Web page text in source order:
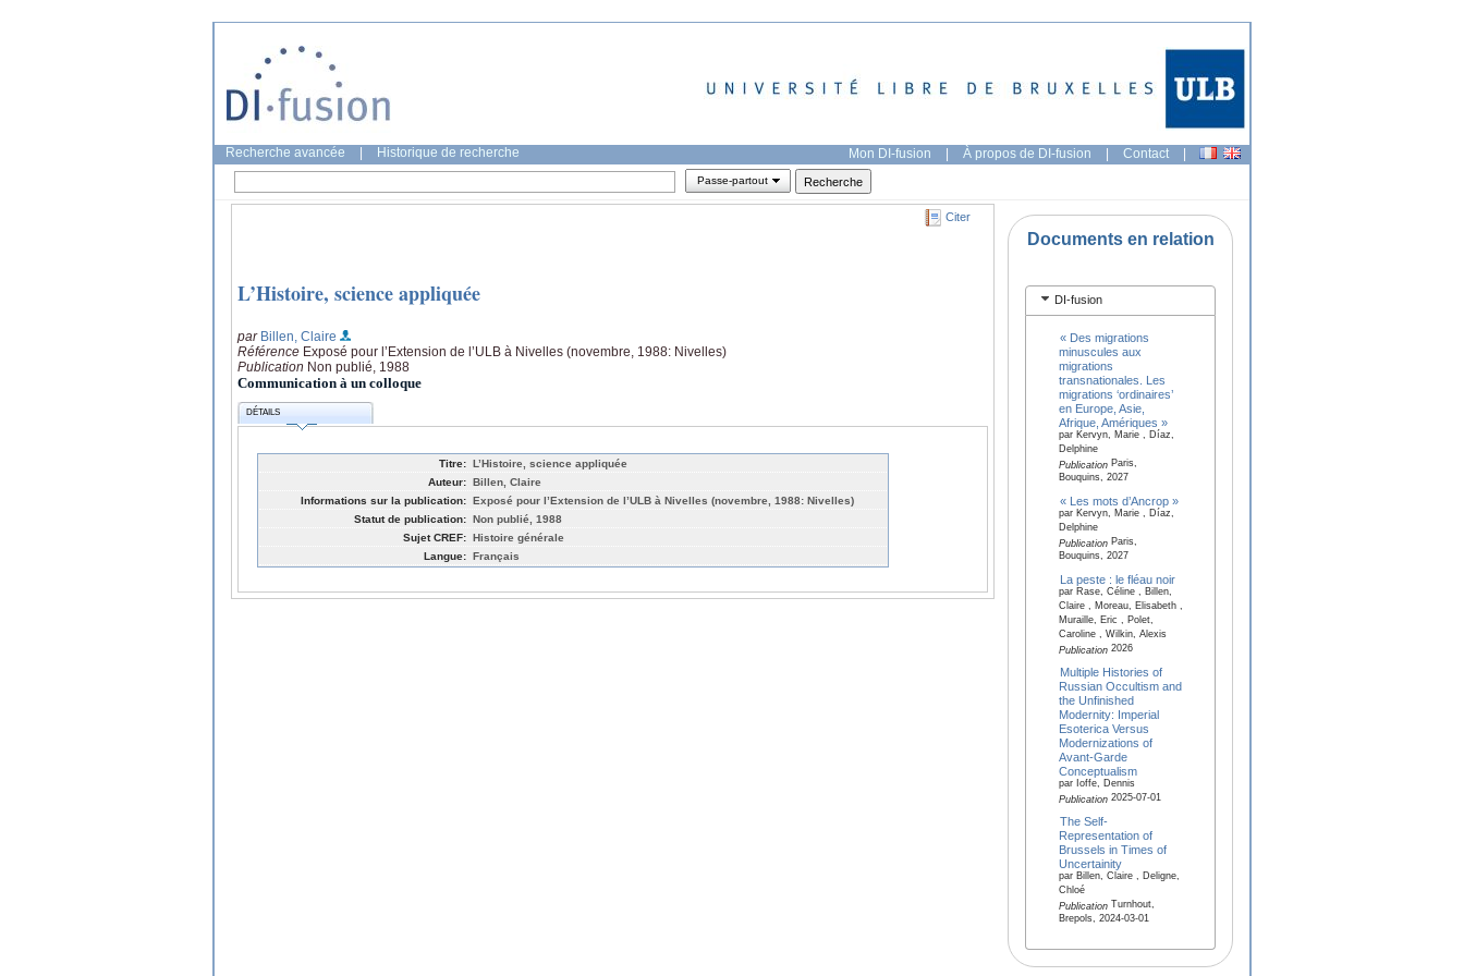
Recherche avancée Historique de recherche Mon DI-fusion | À propos de DI-fusion | Contact |
Passe-partout
Citer
L’Histoire, science appliquée
par Billen, Claire
Référence Exposé pour l’Extension de l’ULB à Nivelles (novembre, 1988: Nivelles)
Publication Non publié, 1988
Communication à un colloque
DÉTAILS
Titre: L’Histoire, science appliquée
Auteur: Billen, Claire
Informations sur la publication: Exposé pour l’Extension de l’ULB à Nivelles (novembre, 1988: Nivelles)
Statut de publication: Non publié, 1988
Sujet CREF: Histoire générale
Langue: Français
Documents en relation
DI-fusion
« Des migrations
minuscules aux
migrations
transnationales. Les
migrations ‘ordinaires’
en Europe, Asie,
Afrique, Amériques »
par Kervyn, Marie , Díaz,
Delphine
PublicationParis,
Bouquins, 2027
« Les mots d’Ancrop »
par Kervyn, Marie , Díaz,
Delphine
PublicationParis,
Bouquins, 2027
La peste : le fléau noir
par Rase, Céline , Billen,
Claire , Moreau, Elisabeth ,
Muraille, Eric , Polet,
Caroline , Wilkin, Alexis
Publication2026
Multiple Histories of
Russian Occultism and
the Unfinished
Modernity: Imperial
Esoterica Versus
Modernizations of
Avant-Garde
Conceptualism
par Ioffe, Dennis
Publication2025-07-01
The Self-
Representation of
Brussels in Times of
Uncertainity
par Billen, Claire , Deligne,
Chloé
PublicationTurnhout,
Brepols, 2024-03-01